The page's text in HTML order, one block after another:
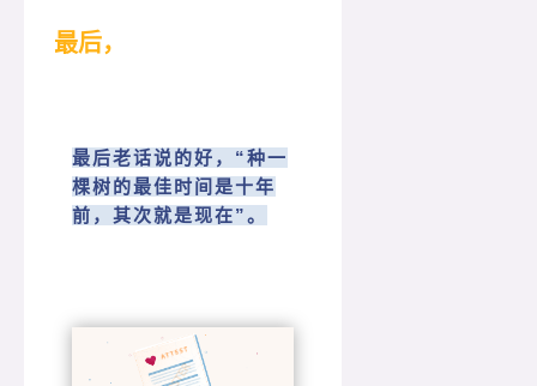
最后，
最后老话说的好，“种一
棵树的最佳时间是十年
前，其次就是现在”。